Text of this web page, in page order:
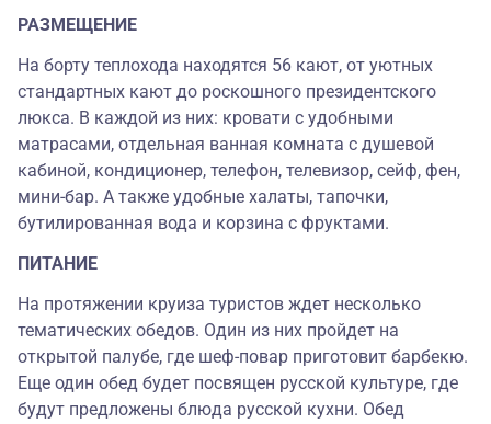
РАЗМЕЩЕНИЕ
На борту теплохода находятся 56 кают, от уютных
стандартных кают до роскошного президентского
люкса. В каждой из них: кровати с удобными
матрасами, отдельная ванная комната с душевой
кабиной, кондиционер, телефон, телевизор, сейф, фен,
мини-бар. А также удобные халаты, тапочки,
бутилированная вода и корзина с фруктами.
ПИТАНИЕ
На протяжении круиза туристов ждет несколько
тематических обедов. Один из них пройдет на
открытой палубе, где шеф-повар приготовит барбекю.
Еще один обед будет посвящен русской культуре, где
будут предложены блюда русской кухни. Обед